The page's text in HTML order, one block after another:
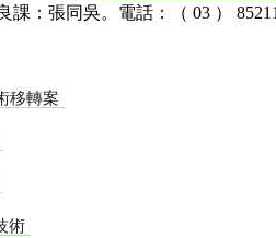
：張同吳。電話：（ 03 ）
移轉案
術